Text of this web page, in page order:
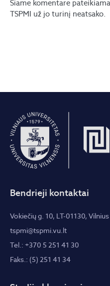
Šiame komentare
TSPMI už jo turinį neatsako.
Bendrieji kontaktai
Vokiečių g. 10, LT-01130, Vilnius
tspmi@tspmi.vu.lt
Tel.: +370 5 251 41 30
Faks.: (5) 251 41 34